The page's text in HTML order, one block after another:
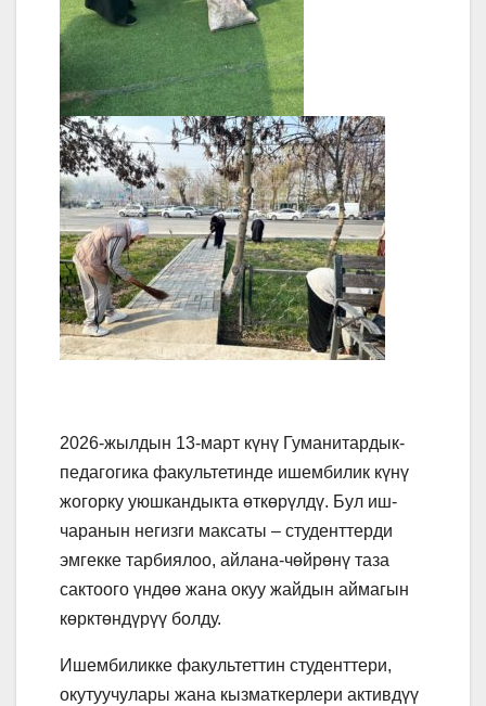
2026-жылдын 13-март күнү Гуманитардык-
педагогика факультетинде ишембилик күнү
жогорку уюшкандыкта өткөрүлдү. Бул иш-
чаранын негизги максаты – студенттерди
эмгекке тарбиялоо, айлана-чөйрөнү таза
сактоого үндөө жана окуу жайдын аймагын
көрктөндүрүү болду.
Ишембиликке факультеттин студенттери,
окутуучулары жана кызматкерлери активдүү